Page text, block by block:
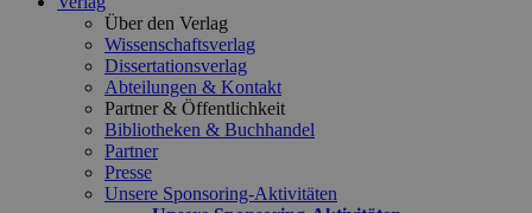
Über den Verlag
Wissenschaftsverlag
Dissertationsverlag
Abteilungen & Kontakt
Partner & Öffentlichkeit
Bibliotheken & Buchhandel
Partner
Presse
Unsere Sponsoring-Aktivitäten